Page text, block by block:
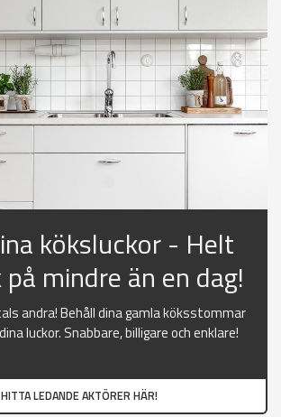
köksluckor - Helt
mindre än en dag!
andra! Behåll dina gamla köksstommar
luckor. Snabbare, billigare och enklare!
HITTA LEDANDE AKTÖRER HÄR!